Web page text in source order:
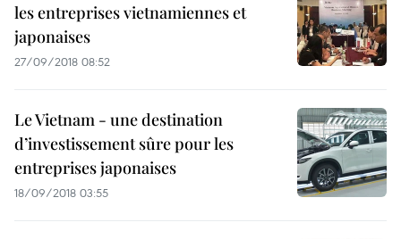
les entreprises vietnamiennes et
japonaises
27/09/2018 08:52
Le Vietnam - une destination
d’investissement sûre pour les
entreprises japonaises
18/09/2018 03:55